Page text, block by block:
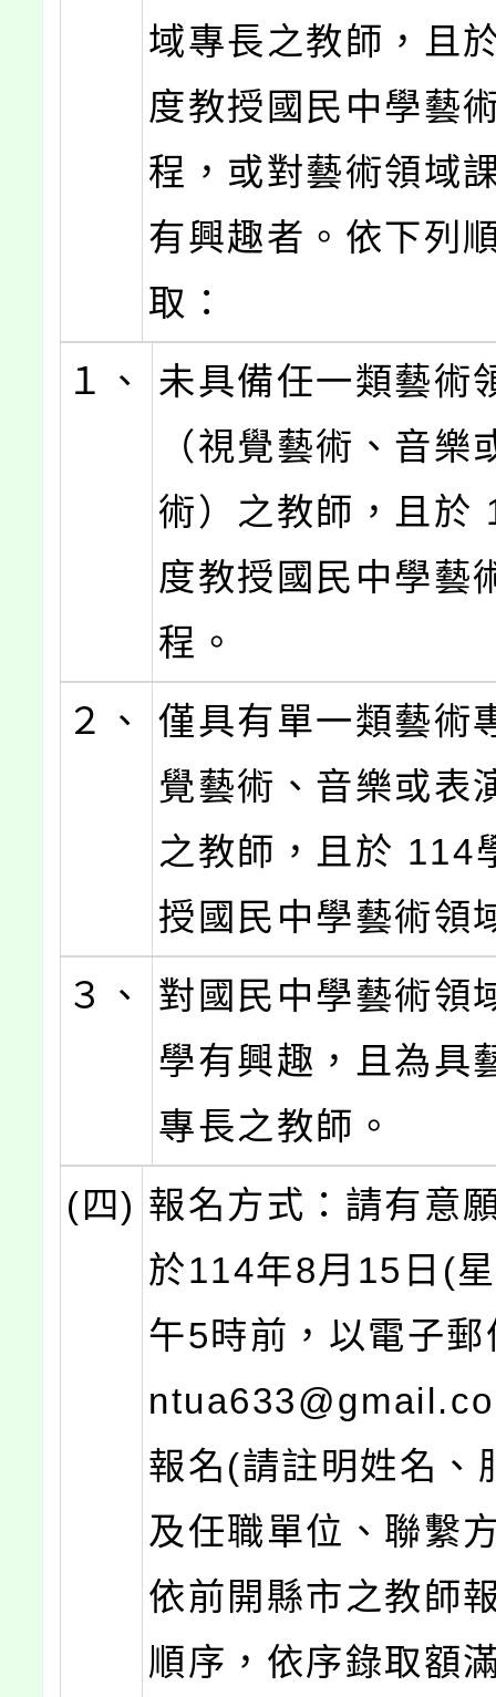
域專長之教師，且
度教授國民中學藝
程，或對藝術領域
有興趣者。依下列
取：
１、
未具備任一類藝術
（視覺藝術、音樂
術）之教師，且於
度教授國民中學藝
程。
２、
僅具有單一類藝術
覺藝術、音樂或表
之教師，且於 114
授國民中學藝術領
３、
對國民中學藝術領
學有興趣，且為具
專長之教師。
(四) 報名方式：請有意
於114年8月15日(
午5時前，以電子
報名(請註明姓名、
及任職單位、聯繫
依前開縣市之教師
順序，依序錄取額